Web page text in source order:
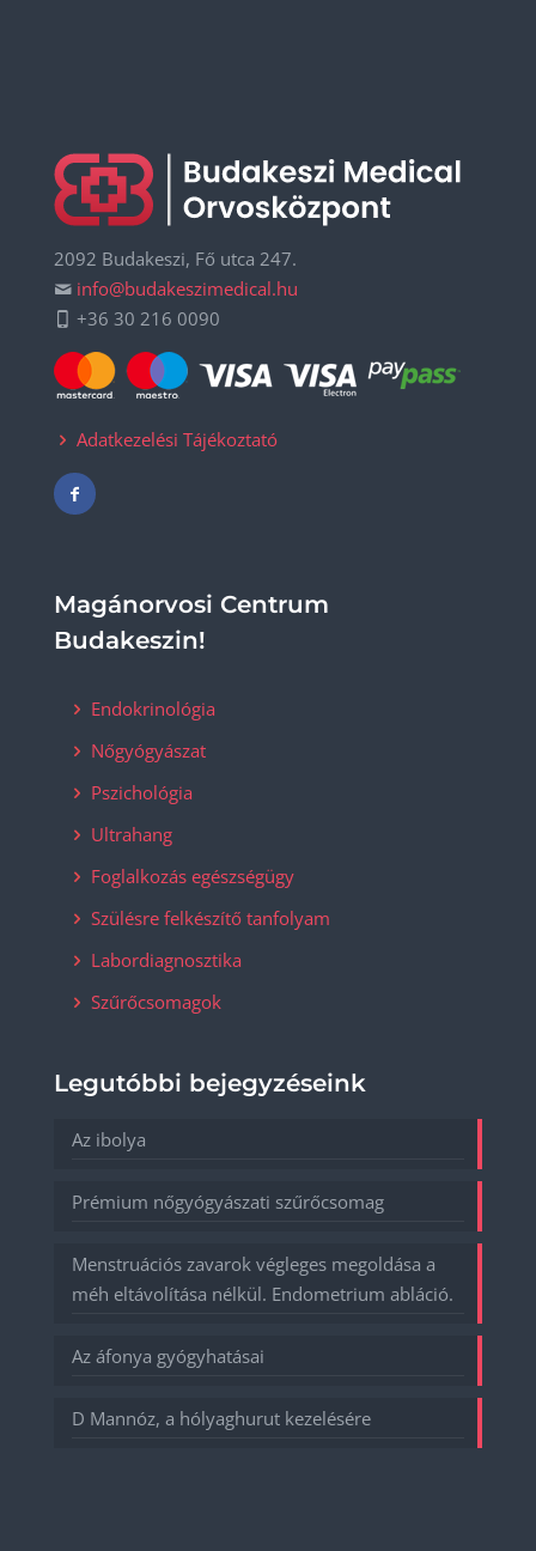
2092 Budakeszi, Fő utca 247.
info@budakeszimedical.hu
+36 30 216 0090
Adatkezelési Tájékoztató
Magánorvosi Centrum
Budakeszin!
Endokrinológia
Nőgyógyászat
Pszichológia
Ultrahang
Foglalkozás egészségügy
Szülésre felkészítő tanfolyam
Labordiagnosztika
Szűrőcsomagok
Legutóbbi bejegyzéseink
Az ibolya
Prémium nőgyógyászati szűrőcsomag
Menstruációs zavarok végleges megoldása a
méh eltávolítása nélkül. Endometrium abláció.
Az áfonya gyógyhatásai
D Mannóz, a hólyaghurut kezelésére